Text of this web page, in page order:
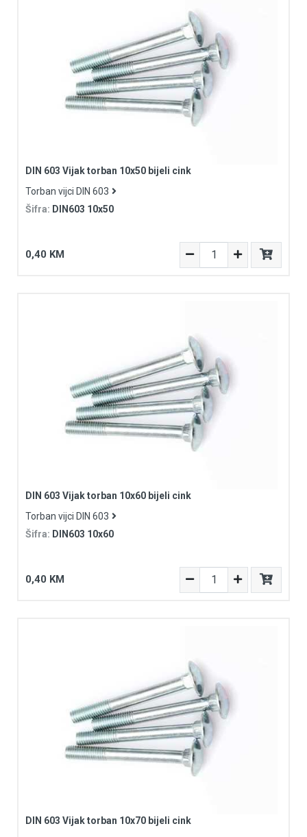
DIN 603 Vijak torban 10x50 bijeli cink
Torban vijci DIN 603
Šifra: DIN603 10x50
0,40 KM
DIN 603 Vijak torban 10x60 bijeli cink
Torban vijci DIN 603
Šifra: DIN603 10x60
0,40 KM
DIN 603 Vijak torban 10x70 bijeli cink